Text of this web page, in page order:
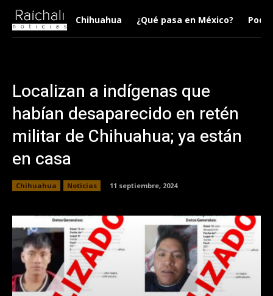
Chihuahua ¿Qué pasa en México?
Localizan a indígenas que
habían desaparecido en retén
militar de Chihuahua; ya están
en casa
Chihuahua Noticias 11 septiembre, 2024